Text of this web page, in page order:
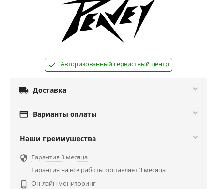
Авторизованный сервистный центр
 Доставка
 Варианты оплаты
Наши преимушества
 Гарантия 3 месяца
Гарантия на все работы составляет 3 месяца

Он-лайн мониторинг